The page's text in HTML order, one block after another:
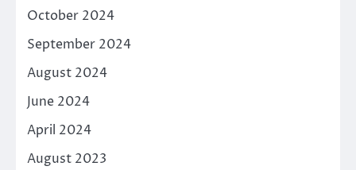
October 2024
September 2024
August 2024
June 2024
April 2024
August 2023